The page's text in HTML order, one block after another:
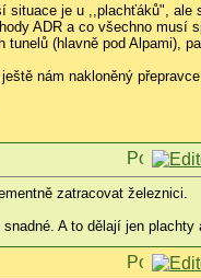
situace je u ,,plachťáků", ale
ADR a co všechno musí
(hlavně pod Alpami),
nám nakloněný
zatracovat železnici.
A to dělají jen plachty